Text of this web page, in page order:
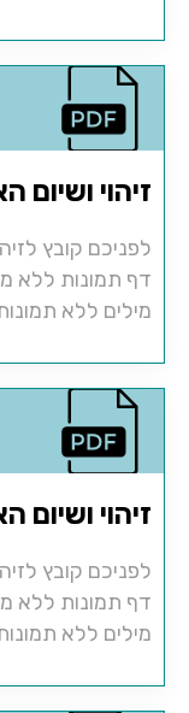
זיהוי ושיום
לפניכם קובץ
דף תמונות ללא
מילים ללא
זיהוי ושיום
לפניכם קובץ
דף תמונות ללא
מילים ללא